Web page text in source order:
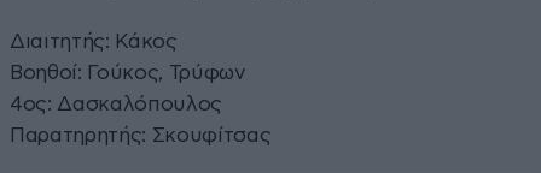
Διαιτητής: Κάκος
Βοηθοί: Γούκος, Τρύφων
4ος: Δασκαλόπουλος
Παρατηρητής: Σκουφίτσας